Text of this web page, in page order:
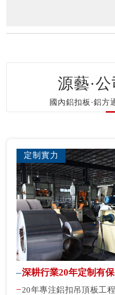
源藝·
國內鋁扣板·鋁方
定制實力
深耕行業20年定制有
20年專注鋁扣吊頂板工